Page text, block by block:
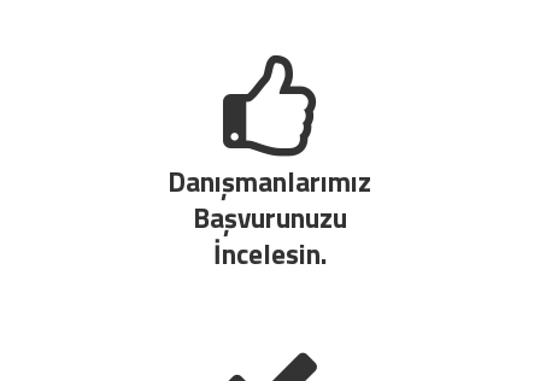
Danışmanlarımız
Başvurunuzu
İncelesin.